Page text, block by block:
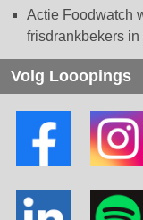
Actie Foodwatch
frisdrankbekers
Volg Looopings